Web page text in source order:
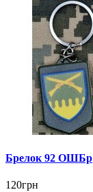
Брелок 92 ОШБр
120грн